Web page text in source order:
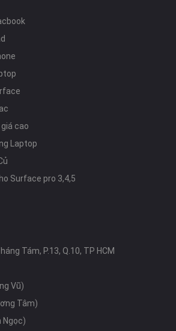
cao
Laptop
Surface pro 3,4,5
Tám, P.13, Q.10, TP HCM
Vũ)
Tâm)
Ngọc)